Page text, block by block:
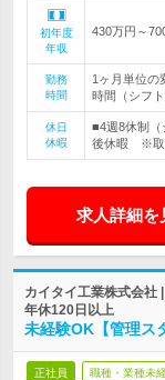
初年度
年収
430万円～
勤務
時間
1ヶ月単位の
時間（シフ
休日
休暇
■4週8休制（
後休暇 ※取
求人詳細を
カイタイ工業株式会社
年休120日以上
未経験OK【管理ス
正社員 職種・業種未